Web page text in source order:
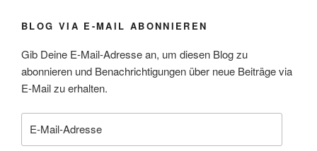
BLOG VIA E-MAIL ABONNIEREN
Gib Deine E-Mail-Adresse an, um diesen Blog zu
abonnieren und Benachrichtigungen über neue Beiträge via
E-Mail zu erhalten.
Mail-